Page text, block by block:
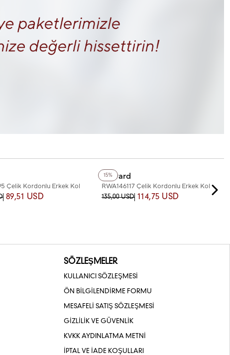
Çelik Kordonlu Erkek Kol
89,51 USD
15%
+2Renk
Reward
RWA146117 Çelik Kordonlu Erkek Kol
Saati
135,00 USD 114,75 USD
SÖZLEŞMELER
KULLANICI SÖZLEŞMESİ
ÖN BİLGİLENDİRME FORMU
MESAFELİ SATIŞ SÖZLEŞMESİ
GİZLİLİK VE GÜVENLİK
KVKK AYDINLATMA METNİ
İPTAL VE İADE KOŞULLARI